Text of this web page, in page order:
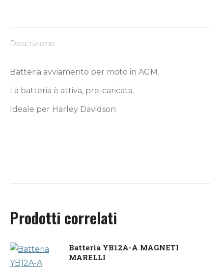
Descrizione
Batteria avviamento per moto in AGM.
La batteria è attiva, pre-caricata.
Ideale per Harley Davidson
Prodotti correlati
Batteria YB12A-A MAGNETI
MARELLI